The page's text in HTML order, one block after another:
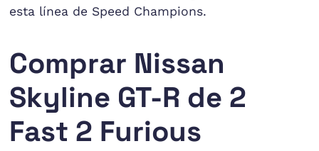
esta línea de Speed Champions.
Comprar Nissan
Skyline GT-R de 2
Fast 2 Furious